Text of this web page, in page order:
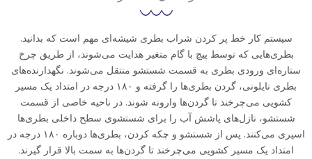
سیستم کار خط پر کردن شراب بطری شیشه‌ای مهم است که بدانید.
بطری‌هایی که توسط پیچ با گام متغیر هدایت می‌شوند، از طریق چرخ
ستاره‌ای ورودی بطری به قسمت شستشو منتقل می‌شوند. نگهدارنده‌های
بطری نایلونی، گردن بطری‌ها را گرفته و ۱۸۰ درجه در امتداد یک مسیر
کشویی می‌چرخند تا گردن‌ها وارونه شوند. در ناحیه خاصی از قسمت
شستشو، نازل‌های پاشش آب را برای شستشوی سطح داخلی بطری‌ها
اسپری می‌کنند. پس از شستشو و چکه کردن، بطری‌ها دوباره ۱۸۰ درجه در
امتداد یک مسیر کشویی می‌چرخند تا گردن‌ها به سمت بالا قرار گیرند.